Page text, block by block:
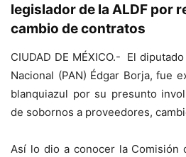
legislador de la ALDF por
cambio de contratos
CIUDAD DE MÉXICO.- El
Nacional (PAN) Édgar Borja, fue
blanquiazul por su presunto
de sobornos a proveedores,
Así lo dio a conocer la Comisión